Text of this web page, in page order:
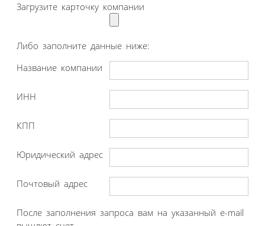
Загрузите карточку компании
Либо заполните данные ниже:
Название компании
ИНН
КПП
Юридический адрес
Почтовый адрес
После заполнения запроса вам на указанный e-mail